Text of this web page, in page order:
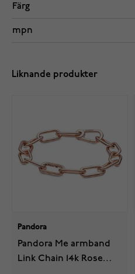
Färg
mpn
Liknande produkter
Pandora
Pandora Me armband
Link Chain 14k Rose